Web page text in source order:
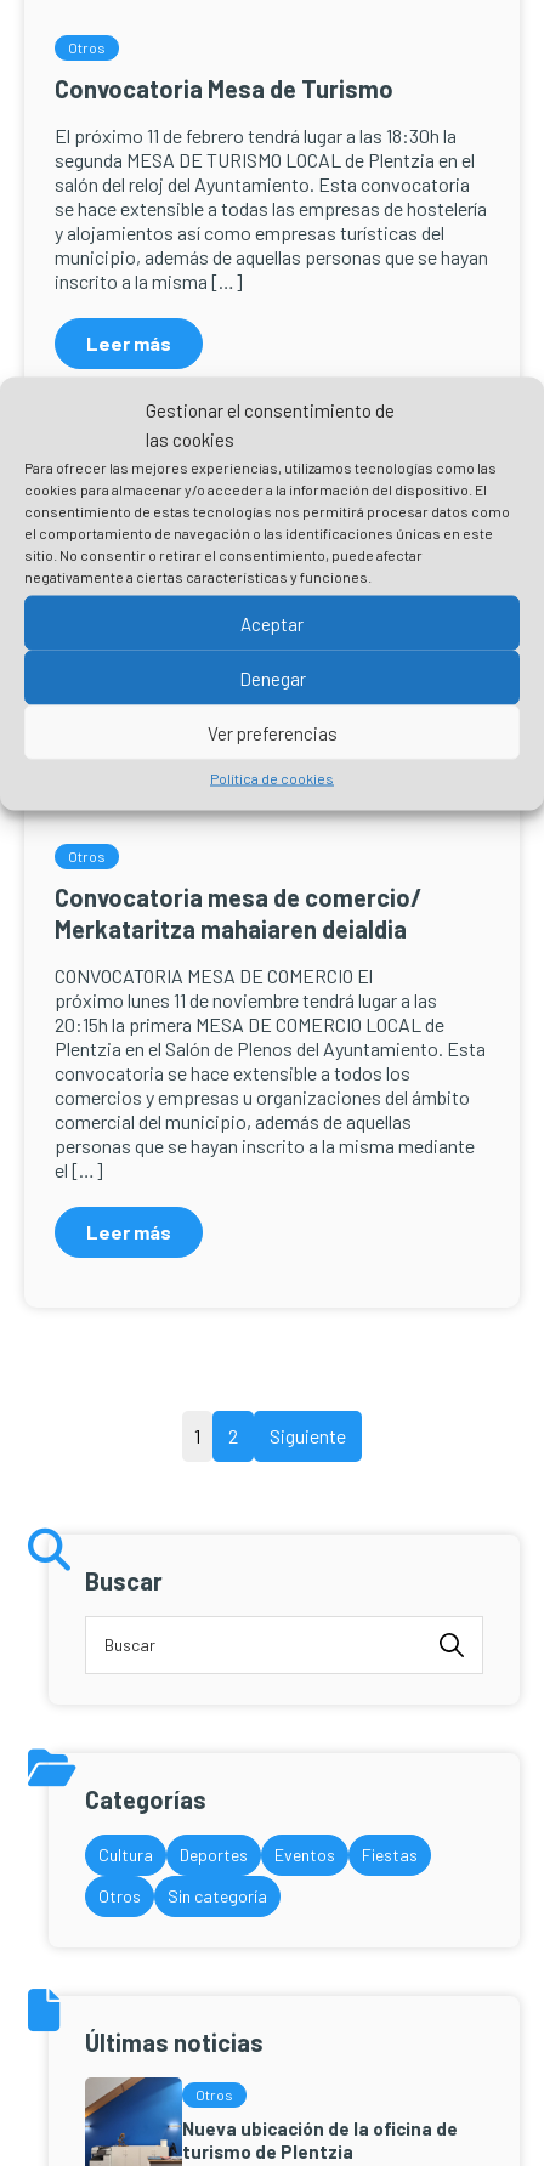
Gestionar el consentimiento de
las cookies
Para ofrecer las mejores experiencias, utilizamos tecnologías como las
cookies para almacenar y/o acceder a la información del dispositivo. El
consentimiento de estas tecnologías nos permitirá procesar datos como
el comportamiento de navegación o las identificaciones únicas en este
sitio. No consentir o retirar el consentimiento, puede afectar
negativamente a ciertas características y funciones.
Aceptar
Denegar
Ver preferencias
Política de cookies
Otros
Convocatoria Mesa de Turismo
El próximo 11 de febrero tendrá lugar a las 18:30h la
segunda MESA DE TURISMO LOCAL de Plentzia en el
salón del reloj del Ayuntamiento. Esta convocatoria
se hace extensible a todas las empresas de hostelería
y alojamientos así como empresas turísticas del
municipio, además de aquellas personas que se hayan
inscrito a la misma […]
Leer más
Otros
Convocatoria mesa de comercio/
Merkataritza mahaiaren deialdia
CONVOCATORIA MESA DE COMERCIO El
próximo lunes 11 de noviembre tendrá lugar a las
20:15h la primera MESA DE COMERCIO LOCAL de
Plentzia en el Salón de Plenos del Ayuntamiento. Esta
convocatoria se hace extensible a todos los
comercios y empresas u organizaciones del ámbito
comercial del municipio, además de aquellas
personas que se hayan inscrito a la misma mediante
el […]
Leer más
1 2 Siguiente
Buscar
Categorías
Cultura Deportes Eventos
Fiestas
Otros
Sin categoría
Últimas noticias
Otros
Nueva ubicación de la oficina de
turismo de Plentzia